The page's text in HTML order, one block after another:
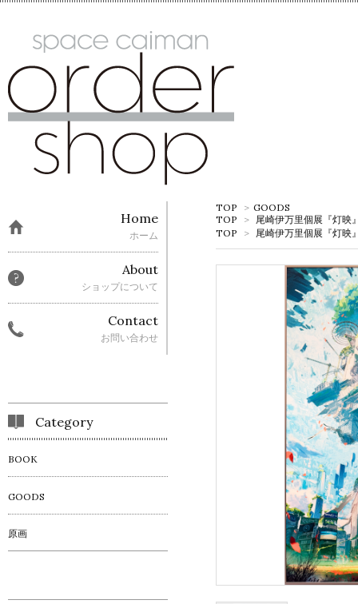
TOP > GOODS
TOP
> 尾崎伊万里個展『灯映
TOP
> 尾崎伊万里個展『灯映
Home
ホーム
About
ショップについて
Contact
お問い合わせ
Category
BOOK
GOODS
原画